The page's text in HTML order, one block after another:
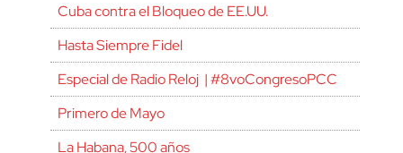
Cuba contra el Bloqueo de EE.UU.
Hasta Siempre Fidel
Especial de Radio Reloj | #8voCongresoPCC
Primero de Mayo
La Habana, 500 años